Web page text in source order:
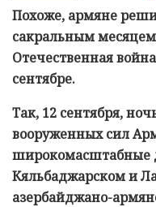
Похоже, армяне
сакральным
Отечественная
сентябре.
Так, 12 сентября,
вооруженных сил
широкомасштабные
Кяльбаджарском и
азербайджано-